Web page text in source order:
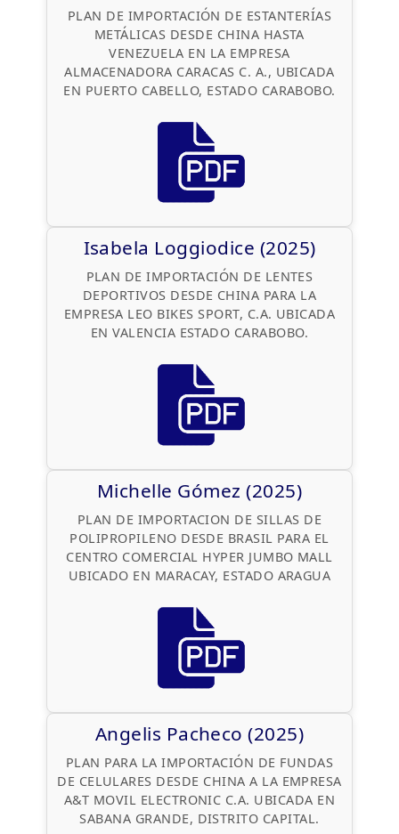
PLAN DE IMPORTACIÓN DE ESTANTERÍAS
METÁLICAS DESDE CHINA HASTA
VENEZUELA EN LA EMPRESA
ALMACENADORA CARACAS C. A., UBICADA
EN PUERTO CABELLO, ESTADO CARABOBO.
Isabela Loggiodice (2025)
PLAN DE IMPORTACIÓN DE LENTES
DEPORTIVOS DESDE CHINA PARA LA
EMPRESA LEO BIKES SPORT, C.A. UBICADA
EN VALENCIA ESTADO CARABOBO.
Michelle Gómez (2025)
PLAN DE IMPORTACION DE SILLAS DE
POLIPROPILENO DESDE BRASIL PARA EL
CENTRO COMERCIAL HYPER JUMBO MALL
UBICADO EN MARACAY, ESTADO ARAGUA
Angelis Pacheco (2025)
PLAN PARA LA IMPORTACIÓN DE FUNDAS
DE CELULARES DESDE CHINA A LA EMPRESA
A&T MOVIL ELECTRONIC C.A. UBICADA EN
SABANA GRANDE, DISTRITO CAPITAL.